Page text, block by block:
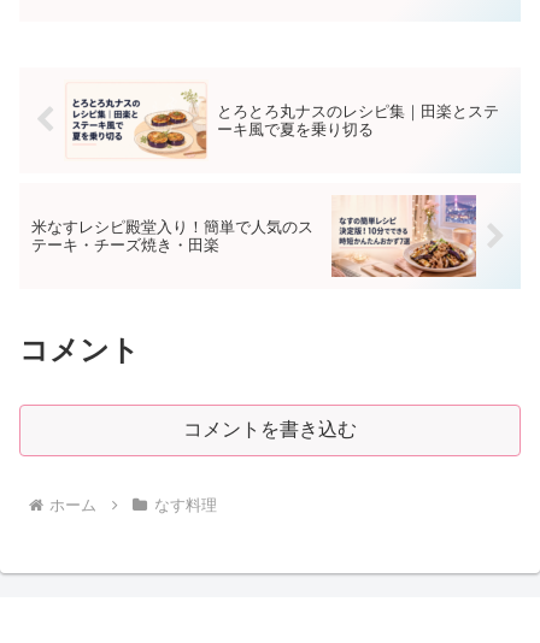
とろとろ丸ナスのレシピ集｜田楽とステ
ーキ風で夏を乗り切る
米なすレシピ殿堂入り！簡単で人気のス
テーキ・チーズ焼き・田楽
コメント
コメントを書き込む
ホーム なす料理